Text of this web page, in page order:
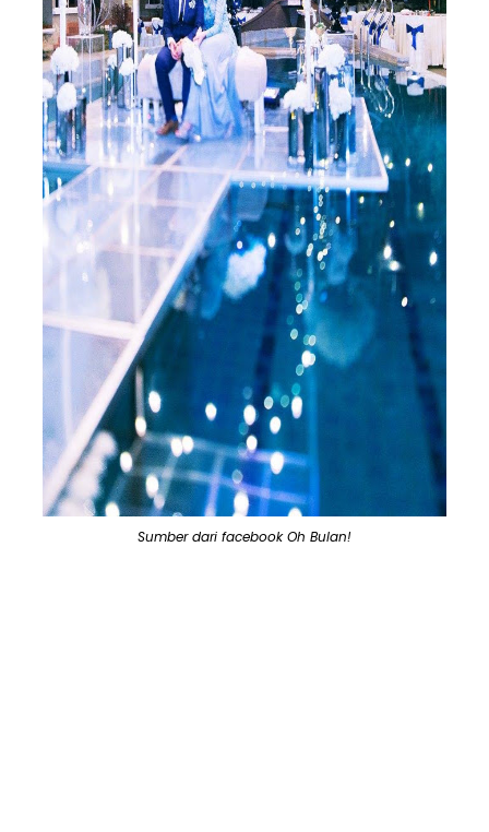
Sumber dari facebook Oh Bulan!